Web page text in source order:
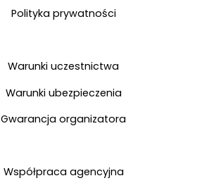
Polityka prywatności
Warunki uczestnictwa
Warunki ubezpieczenia
Gwarancja organizatora
Współpraca agencyjna